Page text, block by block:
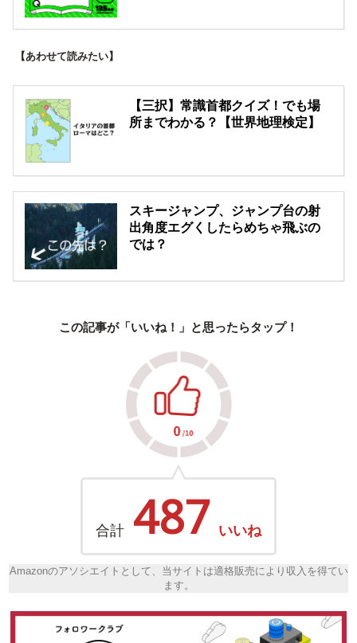
【あわせて読みたい】
【三択】常識首都クイズ！でも場
所までわかる？【世界地理検定】
スキージャンプ、ジャンプ台の射
出角度エグくしたらめちゃ飛ぶの
では？
この記事が「いいね！」と思ったらタップ！
合計 487 いいね
Amazonのアソシエイトとして、当サイトは適格販売により収入を得てい
ます。